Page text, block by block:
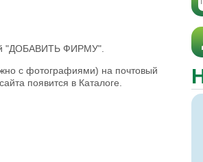
"ДОБАВИТЬ ФИРМУ".
с фотографиями) на почтовый
появится в Каталоге.